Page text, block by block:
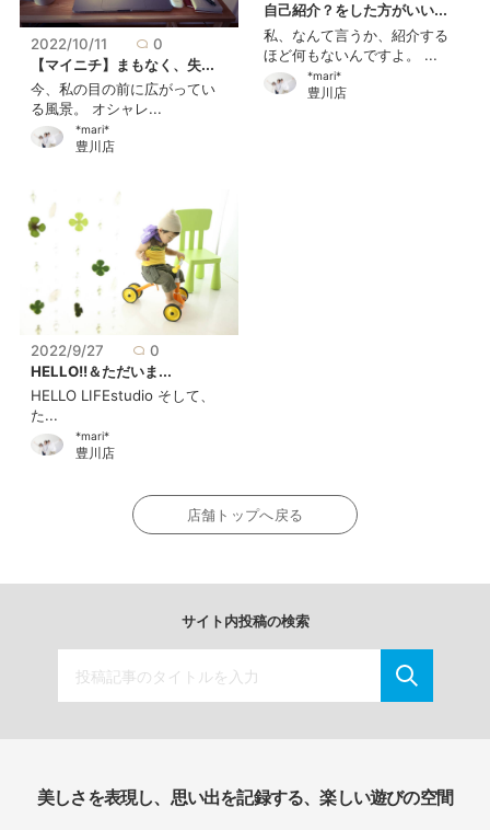
2022/10/11
0
【マイニチ】まもなく、失...
今、私の目の前に広がってい
る風景。 オシャレ...
*mari*
豊川店
自己紹介？をした方がいい...
私、なんて言うか、紹介する
ほど何もないんですよ。 ...
*mari*
豊川店
2022/9/27
0
HELLO!!＆ただいま...
HELLO LIFEstudio そして、
た...
*mari*
豊川店
店舗トップへ戻る
サイト内投稿の検索
美しさを表現し、思い出を記録する、楽しい遊びの空間